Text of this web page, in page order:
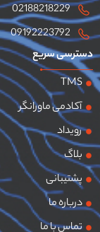
دسترسی سریع
TMS
آکادمی ماورانگر
رویداد
بلاگ
پشتیبانی
درباره ما
تماس با ما
02188218229
09192223792